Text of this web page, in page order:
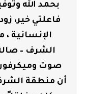
بحمد الله
فاعلتي خير،
الإنسانية
الشرف –
صوت وميكرفون
أن منطقة